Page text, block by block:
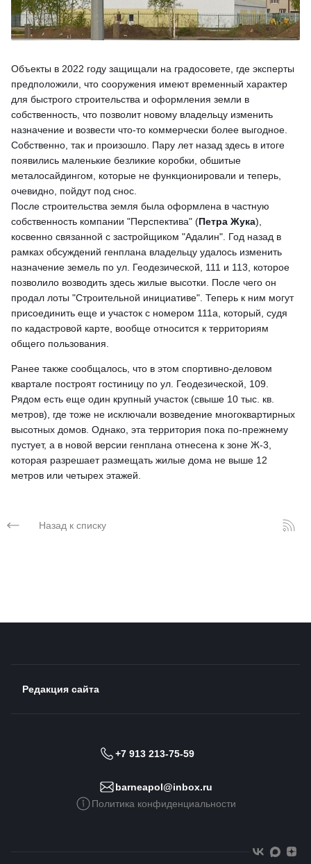
Объекты в 2022 году защищали на градосовете, где эксперты
предположили, что сооружения имеют временный характер
для быстрого строительства и оформления земли в
собственность, что позволит новому владельцу изменить
назначение и возвести что-то коммерчески более выгодное.
Собственно, так и произошло. Пару лет назад здесь в итоге
появились маленькие безликие коробки, обшитые
металосайдингом, которые не функционировали и теперь,
очевидно, пойдут под снос.
После строительства земля была оформлена в частную
собственность компании "Перспектива" (Петра Жука),
косвенно связанной с застройщиком "Адалин". Год назад в
рамках обсуждений генплана владельцу удалось изменить
назначение земель по ул. Геодезической, 111 и 113, которое
позволило возводить здесь жилые высотки. После чего он
продал лоты "Строительной инициативе". Теперь к ним могут
присоединить еще и участок с номером 111а, который, судя
по кадастровой карте, вообще относится к территориям
общего пользования.
Ранее также сообщалось, что в этом спортивно-деловом
квартале построят гостиницу по ул. Геодезической, 109.
Рядом есть еще один крупный участок (свыше 10 тыс. кв.
метров), где тоже не исключали возведение многоквартирных
высотных домов. Однако, эта территория пока по-прежнему
пустует, а в новой версии генплана отнесена к зоне Ж-3,
которая разрешает размещать жилые дома не выше 12
метров или четырех этажей.
Назад к списку
Редакция сайта
+7 913 213-75-59
barneapol@inbox.ru
Политика конфиденциальности